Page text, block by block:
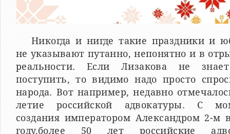
Никогда и нигде такие праздники и
не указывают путанно, непонятно и в
реальности. Если Лизакова не
поступить, то видимо надо просто
народа. Вот например, недавно
летие российской адвокатуры. С
создания императором Александром 2-м
году,более 50 лет российские